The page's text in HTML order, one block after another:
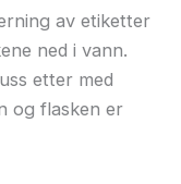
av etiketter
ned i vann.
etter med
og flasken er